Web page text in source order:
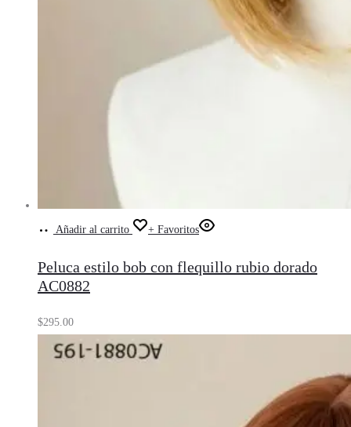
Añadir al carrito + Favoritos
Peluca estilo bob con flequillo rubio dorado
AC0882
$295.00